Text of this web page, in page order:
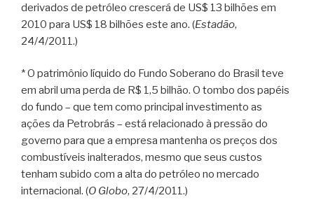
derivados de petróleo crescerá de US$ 13 bilhões em
2010 para US$ 18 bilhões este ano. (Estadão,
24/4/2011.)
* O patrimônio líquido do Fundo Soberano do Brasil teve
em abril uma perda de R$ 1,5 bilhão. O tombo dos papéis
do fundo – que tem como principal investimento as
ações da Petrobrás – está relacionado à pressão do
governo para que a empresa mantenha os preços dos
combustíveis inalterados, mesmo que seus custos
tenham subido com a alta do petróleo no mercado
internacional. (O Globo, 27/4/2011.)